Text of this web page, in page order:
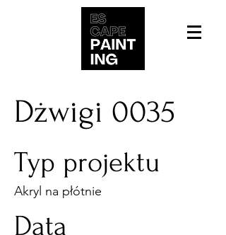
Dżwigi 0035
Typ projektu
Akryl na płótnie
Data